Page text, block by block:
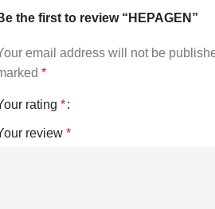
the first to review “HEPAGEN”
email address will not be
*
rating *
review *